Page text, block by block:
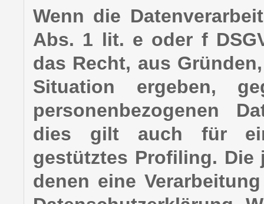
Wenn die
Abs. 1 lit. e oder f
das Recht, aus
Situation ergeben,
personenbezogenen
dies gilt auch für
gestütztes Profiling. Die
denen eine